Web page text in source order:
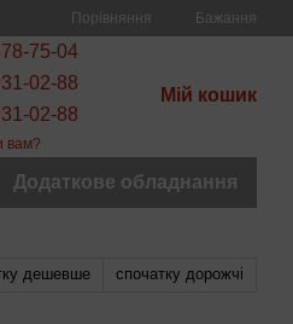
Порівняння Бажання
75-04
02-88
02-88
вам?
Мій кошик
Додаткове обладнання
дешевше спочатку дорожчі